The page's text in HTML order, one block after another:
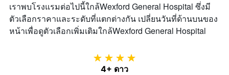
เราพบโรงแรมต่อไปนี้ใกล้Wexford General Hospital ซึ่งมี
ตัวเลือกราคาและระดับที่แตกต่างกัน เปลี่ยนวันที่ด้านบนของ
หน้าเพื่อดูตัวเลือกเพิ่มเติมใกล้Wexford General Hospital
4 ดาว
4+ ดาว